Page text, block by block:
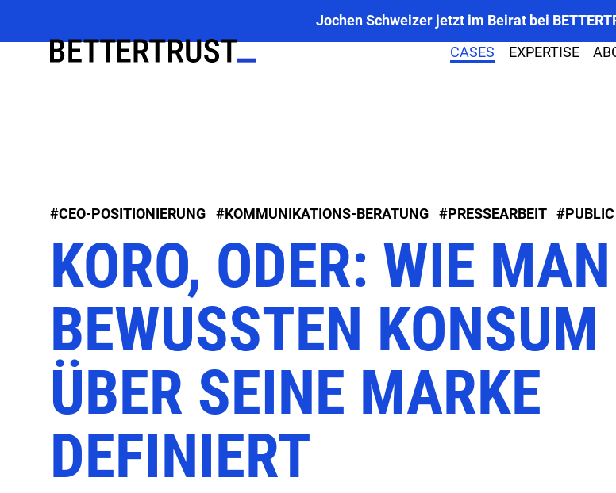
CASES
EXPERTISE
Jochen Schweizer jetzt im Beirat bei
#CEO-POSITIONIERUNG #KOMMUNIKATIONS-BERATUNG #PRESSEARBEIT
KORO, ODER: WIE MAN
BEWUSSTEN KONSUM
ÜBER SEINE MARKE
DEFINIERT